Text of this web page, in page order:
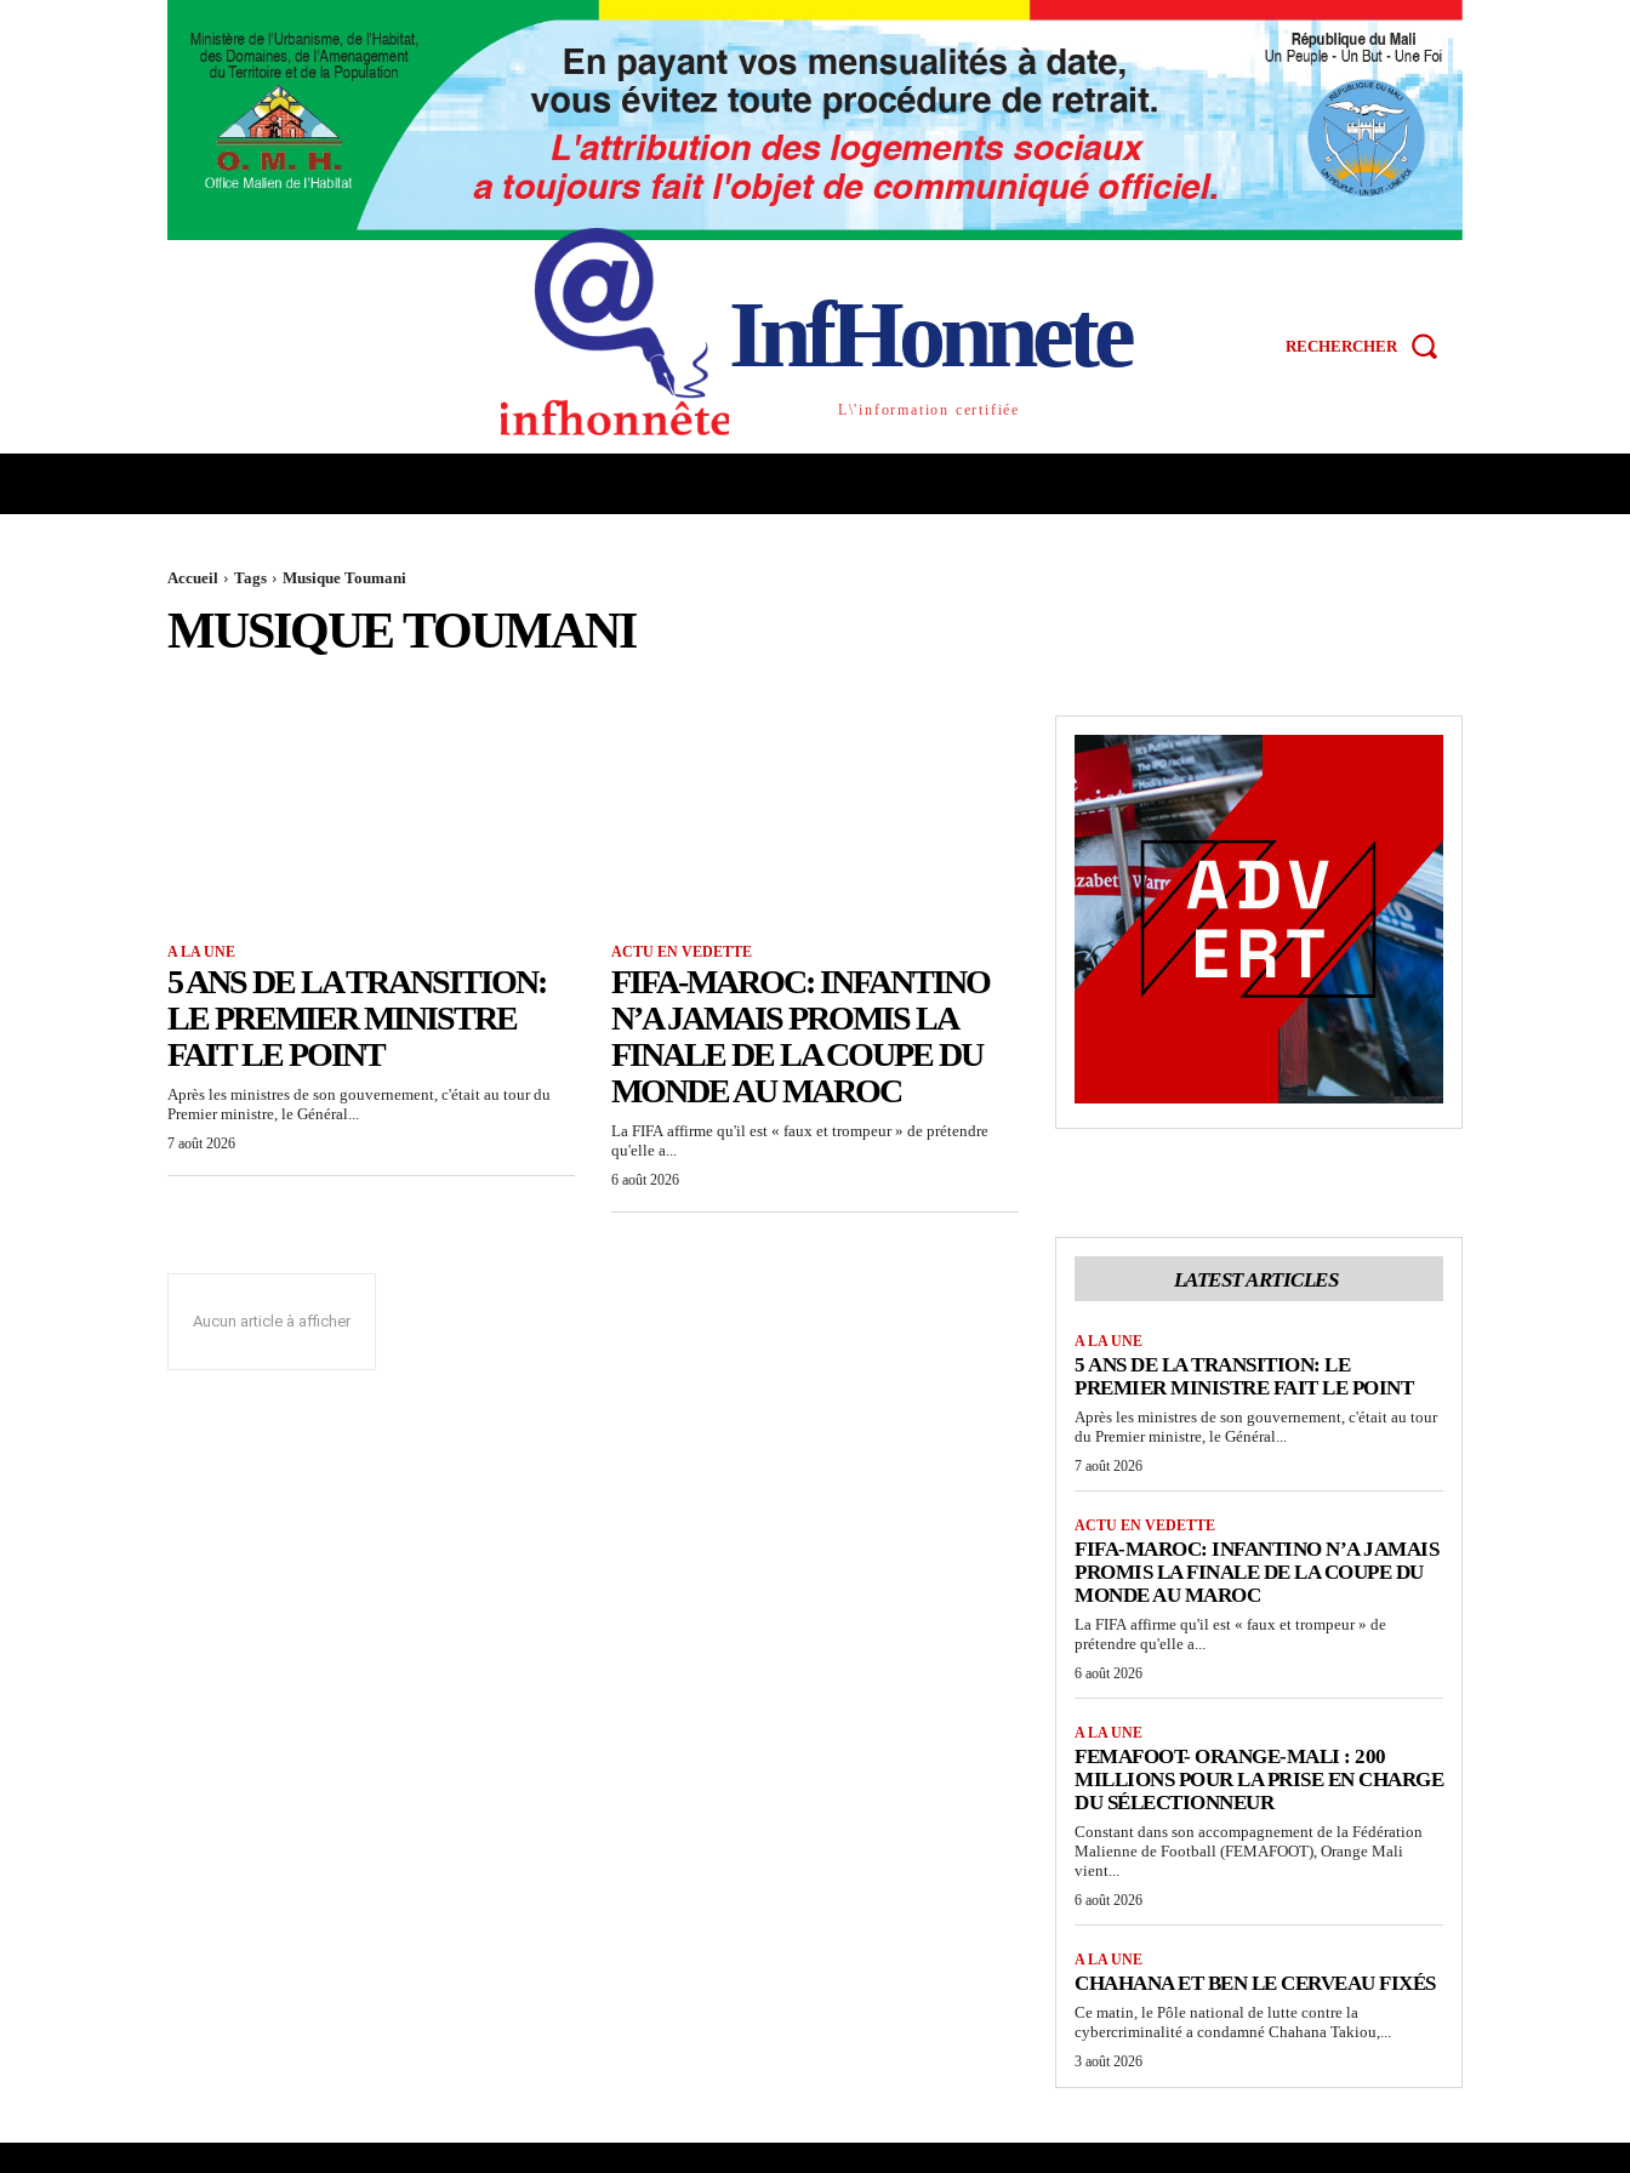
InfHonnete
L\'information certifiée
RECHERCHER
Accueil Tags Musique Toumani
MUSIQUE TOUMANI
A LA UNE
5 ANS DE LA TRANSITION:
LE PREMIER MINISTRE
FAIT LE POINT
Après les ministres de son gouvernement, c'était au tour du
Premier ministre, le Général...
7 août 2026
ACTU EN VEDETTE
FIFA-MAROC: INFANTINO
N’A JAMAIS PROMIS LA
FINALE DE LA COUPE DU
MONDE AU MAROC
La FIFA affirme qu'il est « faux et trompeur » de prétendre
qu'elle a...
6 août 2026
Aucun article à afficher
LATEST ARTICLES
A LA UNE
5 ANS DE LA TRANSITION: LE
PREMIER MINISTRE FAIT LE POINT
Après les ministres de son gouvernement, c'était au tour
du Premier ministre, le Général...
7 août 2026
ACTU EN VEDETTE
FIFA-MAROC: INFANTINO N’A JAMAIS
PROMIS LA FINALE DE LA COUPE DU
MONDE AU MAROC
La FIFA affirme qu'il est « faux et trompeur » de
prétendre qu'elle a...
6 août 2026
A LA UNE
FEMAFOOT- ORANGE-MALI : 200
MILLIONS POUR LA PRISE EN CHARGE
DU SÉLECTIONNEUR
Constant dans son accompagnement de la Fédération
Malienne de Football (FEMAFOOT), Orange Mali
vient...
6 août 2026
A LA UNE
CHAHANA ET BEN LE CERVEAU FIXÉS
Ce matin, le Pôle national de lutte contre la
cybercriminalité a condamné Chahana Takiou,...
3 août 2026